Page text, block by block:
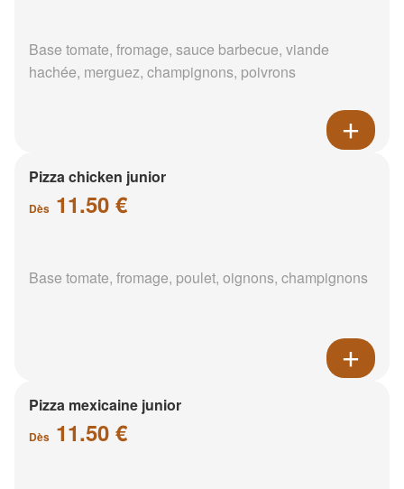
Base tomate, fromage, sauce barbecue, viande
hachée, merguez, champignons, poivrons
Pizza chicken junior
Dès 11.50 €
Base tomate, fromage, poulet, oignons, champignons
Pizza mexicaine junior
Dès 11.50 €